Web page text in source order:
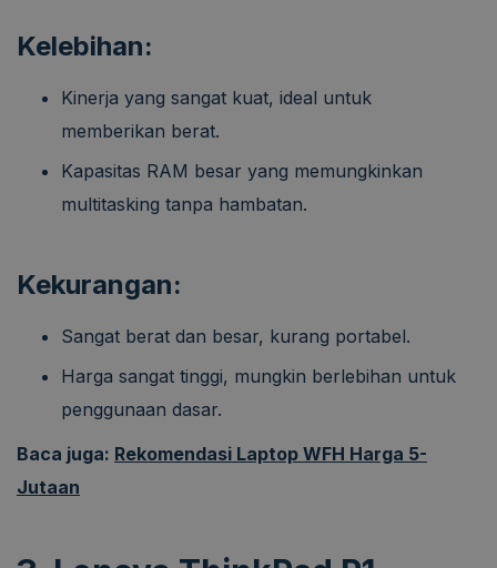
Kelebihan:
Kinerja yang sangat kuat, ideal untuk
memberikan berat.
Kapasitas RAM besar yang memungkinkan
multitasking tanpa hambatan.
Kekurangan:
Sangat berat dan besar, kurang portabel.
Harga sangat tinggi, mungkin berlebihan untuk
penggunaan dasar.
Baca juga: Rekomendasi Laptop WFH Harga 5-
Jutaan